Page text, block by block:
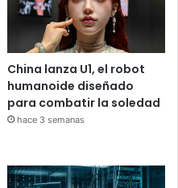
China lanza U1, el robot
humanoide diseñado
para combatir la soledad
hace 3 semanas